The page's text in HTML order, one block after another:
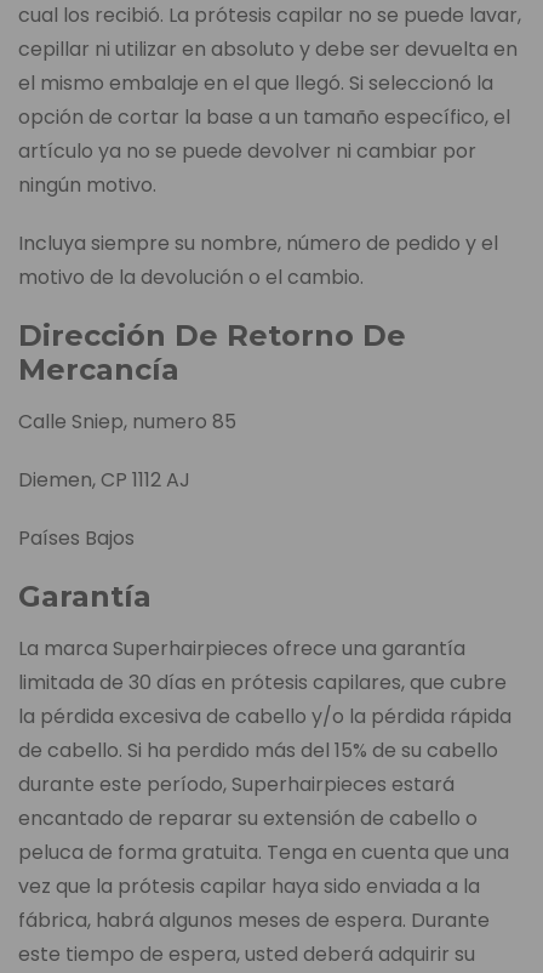
cual los recibió. La prótesis capilar no se puede lavar,
cepillar ni utilizar en absoluto y debe ser devuelta en
el mismo embalaje en el que llegó. Si seleccionó la
opción de cortar la base a un tamaño específico, el
artículo ya no se puede devolver ni cambiar por
ningún motivo.
Incluya siempre su nombre, número de pedido y el
motivo de la devolución o el cambio.
Dirección De Retorno De
Mercancía
Calle Sniep, numero 85
Diemen, CP 1112 AJ
Países Bajos
Garantía
La marca Superhairpieces ofrece una garantía
limitada de 30 días en prótesis capilares, que cubre
la pérdida excesiva de cabello y/o la pérdida rápida
de cabello. Si ha perdido más del 15% de su cabello
durante este período, Superhairpieces estará
encantado de reparar su extensión de cabello o
peluca de forma gratuita. Tenga en cuenta que una
vez que la prótesis capilar haya sido enviada a la
fábrica, habrá algunos meses de espera. Durante
este tiempo de espera, usted deberá adquirir su